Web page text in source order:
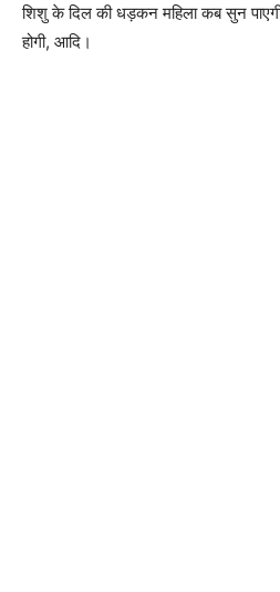
शिशु के दिल की धड़कन महिला कब सुन
होगी, आदि।